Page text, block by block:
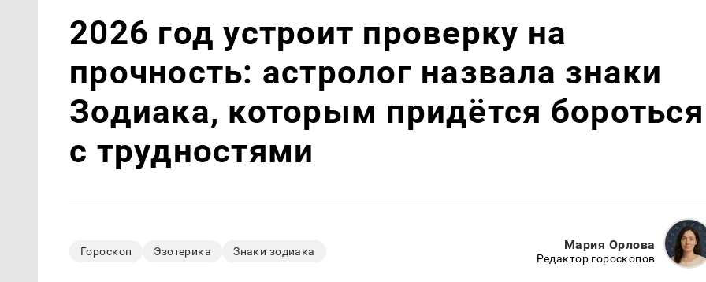
2026 год устроит проверку на
прочность: астролог назвала знаки
Зодиака, которым придётся бороться
с трудностями
Гороскоп Эзотерика Знаки зодиака Мария Орлова
Редактор гороскопов